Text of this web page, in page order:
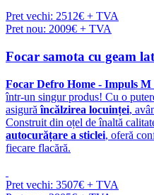
Pret vechi: 2512€ + TVA
Pret nou: 2009€ + TVA
Focar samota cu geam
Focar Defro Home - Impuls M
într-un singur produs! Cu o
asigurăîncălzirea locuinței,
Construit din oțel de înaltă
autocurățare a sticlei, oferă
fiecare flacără.
Pret vechi: 3507€ + TVA